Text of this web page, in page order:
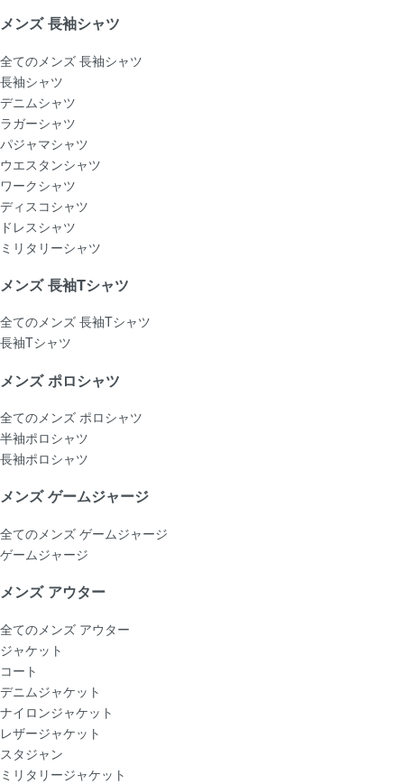
メンズ 長袖シャツ
全てのメンズ 長袖シャツ
長袖シャツ
デニムシャツ
ラガーシャツ
パジャマシャツ
ウエスタンシャツ
ワークシャツ
ディスコシャツ
ドレスシャツ
ミリタリーシャツ
メンズ 長袖Tシャツ
全てのメンズ 長袖Tシャツ
長袖Tシャツ
メンズ ポロシャツ
全てのメンズ ポロシャツ
半袖ポロシャツ
長袖ポロシャツ
メンズ ゲームジャージ
全てのメンズ ゲームジャージ
ゲームジャージ
メンズ アウター
全てのメンズ アウター
ジャケット
コート
デニムジャケット
ナイロンジャケット
レザージャケット
スタジャン
ミリタリージャケット